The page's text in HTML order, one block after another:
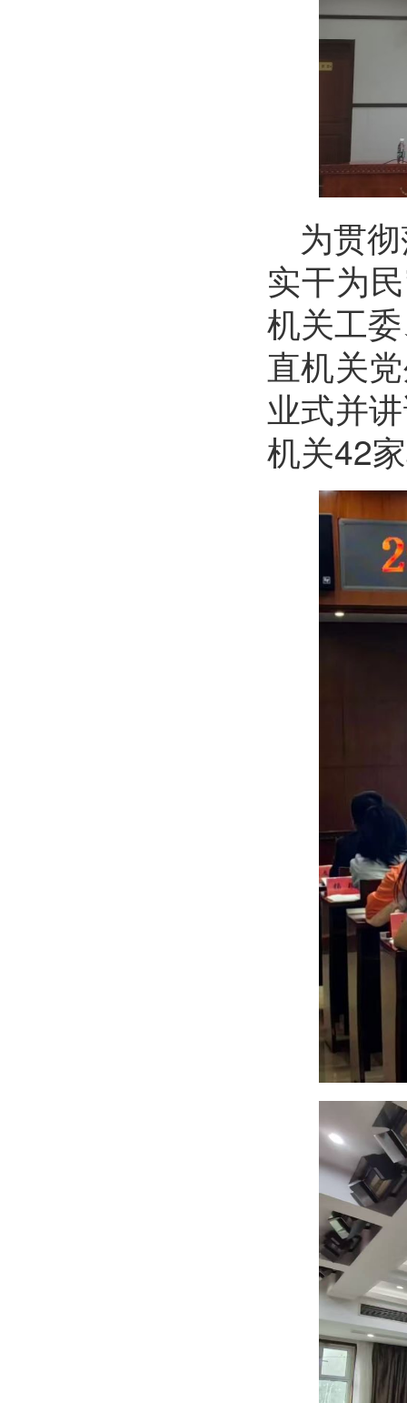
为贯
实干为
机关工
直机关
业式并
机关42